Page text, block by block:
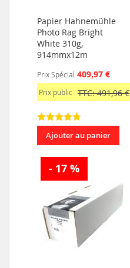
Papier Hahnemühle
Photo Rag Bright
White 310g,
914mmx12m
Prix Spécial 409,97 €
Prix public TTC: 491,96 €
Ajouter au panier
- 17 %